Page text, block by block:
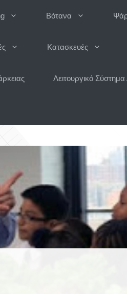
Βότανα
Κατασκευές
Λειτουργικό